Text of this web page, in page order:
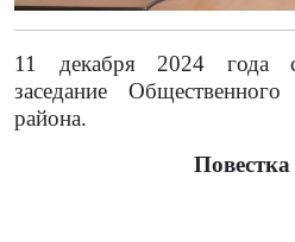
11 декабря 2024 года
заседание
района.